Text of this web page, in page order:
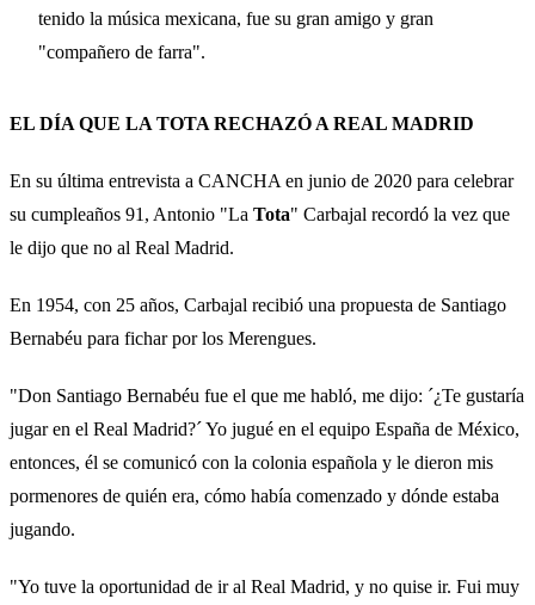
tenido la música mexicana, fue su gran amigo y gran
"compañero de farra".
EL DÍA QUE LA TOTA RECHAZÓ A REAL MADRID
En su última entrevista a CANCHA en junio de 2020 para celebrar
su cumpleaños 91, Antonio "La Tota" Carbajal recordó la vez que
le dijo que no al Real Madrid.
En 1954, con 25 años, Carbajal recibió una propuesta de Santiago
Bernabéu para fichar por los Merengues.
"Don Santiago Bernabéu fue el que me habló, me dijo: ´¿Te gustaría
jugar en el Real Madrid?´ Yo jugué en el equipo España de México,
entonces, él se comunicó con la colonia española y le dieron mis
pormenores de quién era, cómo había comenzado y dónde estaba
jugando.
"Yo tuve la oportunidad de ir al Real Madrid, y no quise ir. Fui muy